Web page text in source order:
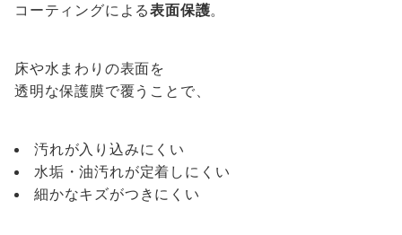
コーティングによる表面保護。
床や水まわりの表面を
透明な保護膜で覆うことで、
汚れが入り込みにくい
水垢・油汚れが定着しにくい
細かなキズがつきにくい